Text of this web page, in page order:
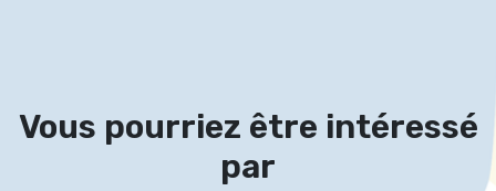
Vous pourriez être intéressé
par